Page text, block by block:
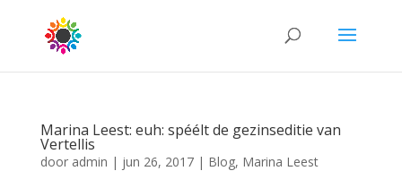
Marina Leest: euh: spéélt de gezinseditie van
Vertellis
door admin | jun 26, 2017| Blog, Marina Leest